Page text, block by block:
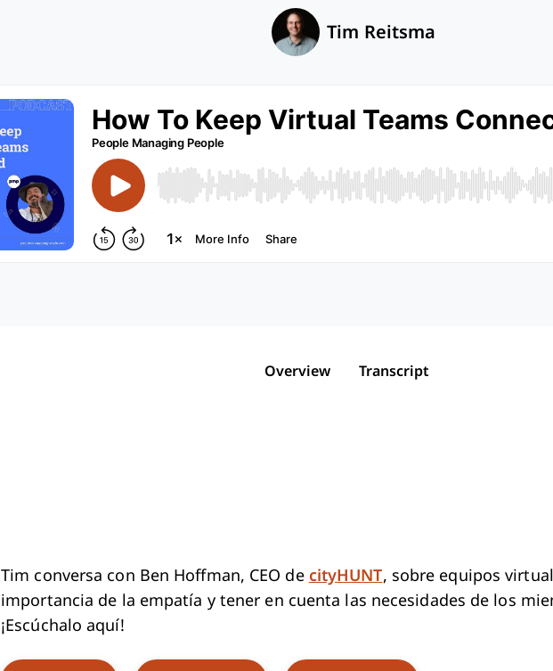
Tim Reitsma
Overview Transcript
Tim conversa con Ben Hoffman, CEO de cityHUNT, sobre equipos
importancia de la empatía y tener en cuenta las necesidades de los
¡Escúchalo aquí!